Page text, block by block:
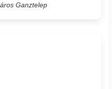
Ganztelep